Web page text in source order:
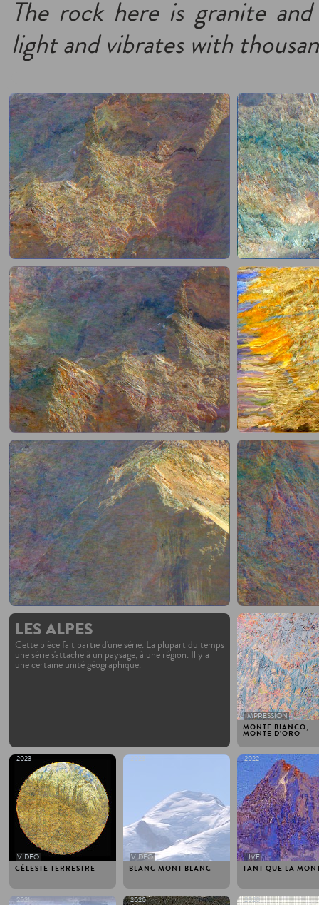
The rock here is granite
light and vibrates with
LES ALPES
Cette pièce fait partie d'une série. La plupart du temps
une série s'attache à un paysage, à une région. Il y a
une certaine unité géographique.
MONTE BIANCO,
MONTE D’ORO
2025
IMPRESSION
CÉLESTE TERRESTRE
2023
VIDEO
BLANC MONT BLANC
2023
VIDEO
TANT QUE LA
2022
LIVE
2021 2020 2020